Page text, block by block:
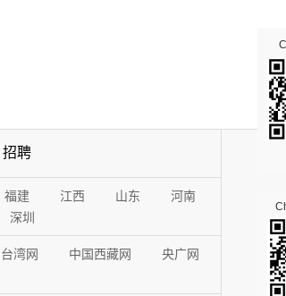
招聘
福建 江西 山东
河南
深圳
湾网 中国西藏网
央广网